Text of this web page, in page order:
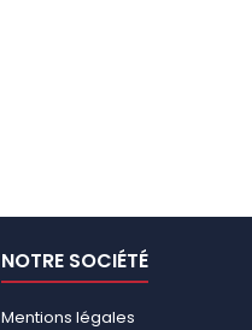
NOTRE SOCIÉTÉ
Mentions légales